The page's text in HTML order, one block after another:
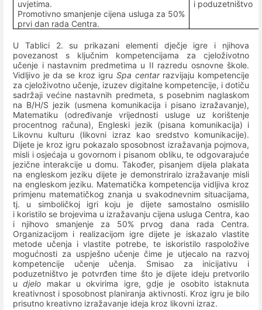
uvjetima.
Promotivno smanjenje cijena usluga za 50%
prvi dan rada Centra.
i poduzetništvo
U Tablici 2. su prikazani elementi dječje igre i njihova
povezanost s ključnim kompetencijama za cjeloživotno
učenje i nastavnim predmetima u II razredu osnovne škole.
Vidljivo je da se kroz igru Spa centar razvijaju kompetencije
za cjeloživotno učenje, izuzev digitalne kompetencije, i dotiču
sadržaji većine nastavnih predmeta, s posebnim naglaskom
na B/H/S jezik (usmena komunikacija i pisano izražavanje),
Matematiku (određivanje vrijednosti usluge uz korištenje
procentnog računa), Engleski jezik (pisana komunikacija) i
Likovnu kulturu (likovni izraz kao sredstvo komunikacije).
Dijete je kroz igru pokazalo sposobnost izražavanja pojmova,
misli i osjećaja u govornom i pisanom obliku, te odgovarajuće
jezične interakcije u domu. Također, pisanjem dijela plakata
na engleskom jeziku dijete je demonstriralo izražavanje misli
na engleskom jeziku. Matematička kompetencija vidljiva kroz
primjenu matematičkog znanja u svakodnevnim situacijama,
tj. u simboličkoj igri koju je dijete samostalno osmislilo
i koristilo se brojevima u izražavanju cijena usluga Centra, kao
i njihovo smanjenje za 50% prvog dana rada Centra.
Organizacijom i realizacijom igre dijete je iskazalo vlastite
metode učenja i vlastite potrebe, te iskoristilo raspoložive
mogućnosti za uspješno učenje čime je utjecalo na razvoj
kompetencije učenje učenja. Smisao za inicijativu i
poduzetništvo je potvrđen time što je dijete ideju pretvorilo
udjelo makar u okvirima igre, gdje je osobito istaknuta
kreativnost i sposobnost planiranja aktivnosti. Kroz igru je bilo
prisutno kreativno izražavanje ideja kroz likovni izraz.